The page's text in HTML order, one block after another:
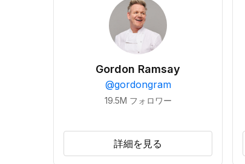
Gordon Ramsay
@gordongram
19.5M フォロワー
詳細を見る